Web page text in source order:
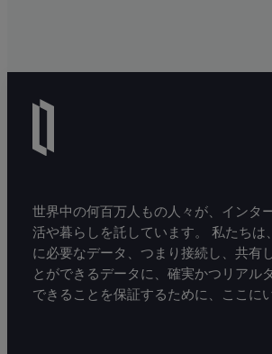
世界中の何百万人もの人々が、インタ
活や暮らしを託しています。 私たちは
に必要なデータ、つまり接続し、共有
とができるデータに、確実かつリアル
できることを保証するために、ここにい